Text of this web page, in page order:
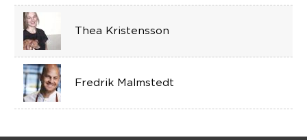
Thea Kristensson
Fredrik Malmstedt